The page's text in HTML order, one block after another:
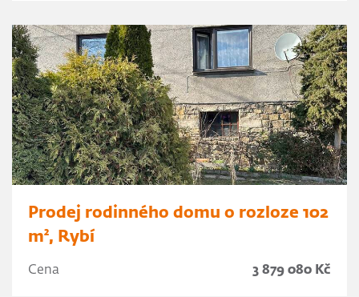
Prodej rodinného domu o rozloze 102
m², Rybí
Cena 3 879 080 Kč